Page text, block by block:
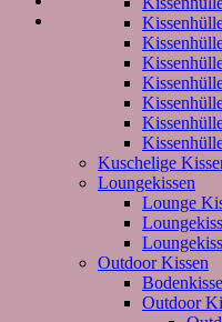
Kuschelige
Loungekissen
Lounge
Outdoor Kissen
Outdoor